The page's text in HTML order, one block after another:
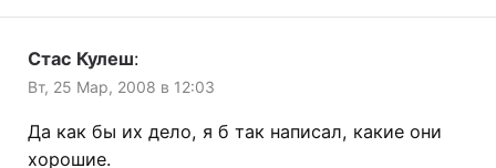
Стас Кулеш:
Вт, 25 Мар, 2008 в 12:03
Да как бы их дело, я б так написал, какие они
хорошие.